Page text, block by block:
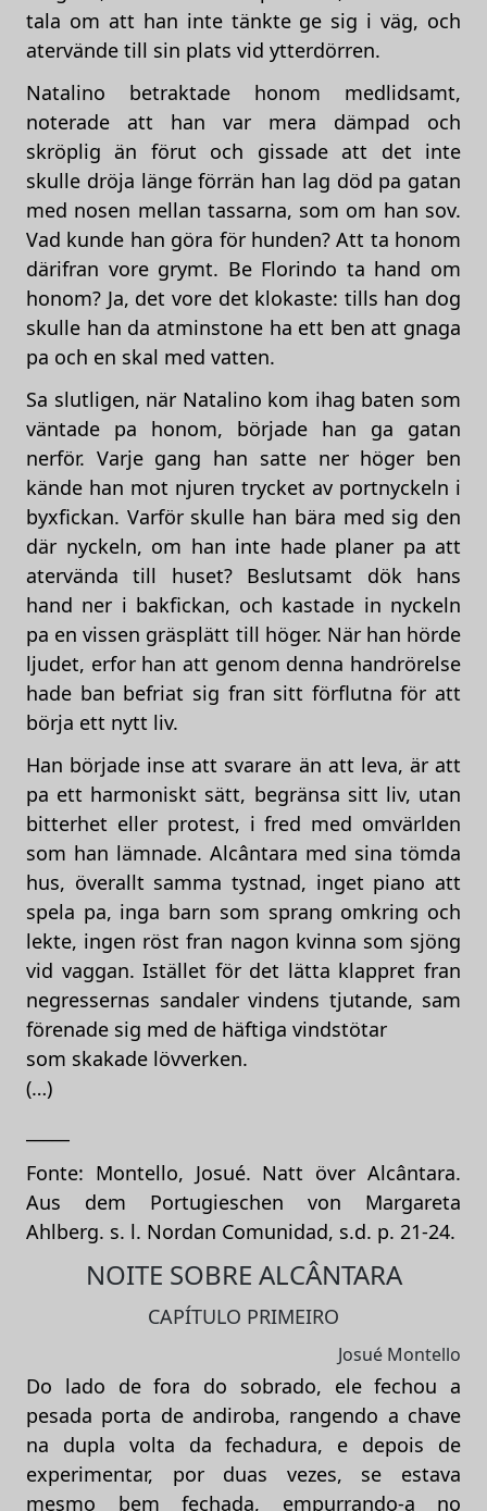
tala om att han inte tänkte ge sig i väg, och
atervände till sin plats vid ytterdörren.
Natalino betraktade honom medlidsamt,
noterade att han var mera dämpad och
skröplig än förut och gissade att det inte
skulle dröja länge förrän han lag död pa gatan
med nosen mellan tassarna, som om han sov.
Vad kunde han göra för hunden? Att ta honom
därifran vore grymt. Be Florindo ta hand om
honom? Ja, det vore det klokaste: tills han dog
skulle han da atminstone ha ett ben att gnaga
pa och en skal med vatten.
Sa slutligen, när Natalino kom ihag baten som
väntade pa honom, började han ga gatan
nerför. Varje gang han satte ner höger ben
kände han mot njuren trycket av portnyckeln i
byxfickan. Varför skulle han bära med sig den
där nyckeln, om han inte hade planer pa att
atervända till huset? Beslutsamt dök hans
hand ner i bakfickan, och kastade in nyckeln
pa en vissen gräsplätt till höger. När han hörde
ljudet, erfor han att genom denna handrörelse
hade ban befriat sig fran sitt förflutna för att
börja ett nytt liv.
Han började inse att svarare än att leva, är att
pa ett harmoniskt sätt, begränsa sitt liv, utan
bitterhet eller protest, i fred med omvärlden
som han lämnade. Alcântara med sina tömda
hus, överallt samma tystnad, inget piano att
spela pa, inga barn som sprang omkring och
lekte, ingen röst fran nagon kvinna som sjöng
vid vaggan. Istället för det lätta klappret fran
negressernas sandaler vindens tjutande, sam
förenade sig med de häftiga vindstötar
som skakade lövverken.
(…)
Fonte: Montello, Josué. Natt över Alcântara.
Aus dem Portugieschen von Margareta
Ahlberg. s. l. Nordan Comunidad, s.d. p. 21-24.
NOITE SOBRE ALCÂNTARA
CAPÍTULO PRIMEIRO
Josué Montello
Do lado de fora do sobrado, ele fechou a
pesada porta de andiroba, rangendo a chave
na dupla volta da fechadura, e depois de
experimentar, por duas vezes, se estava
mesmo bem fechada, empurrando-a no